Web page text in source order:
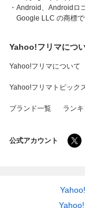
・Android、Androidロ
Google LLC の商標で
Yahoo!フリマにつ
Yahoo!フリマについて
Yahoo!フリマトピック
ブランド一覧 ラン
公式アカウント